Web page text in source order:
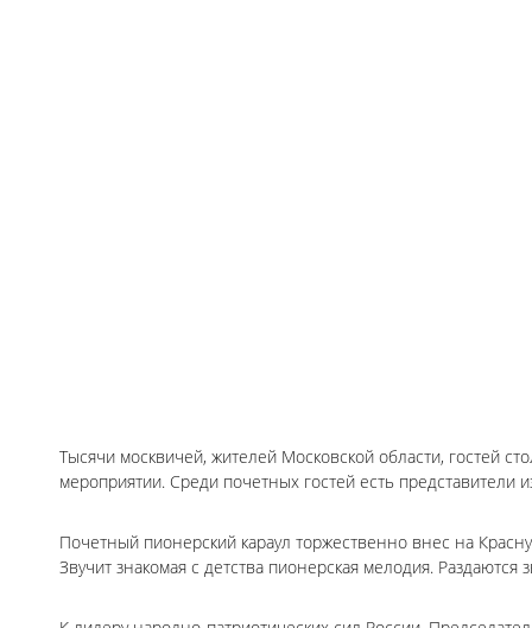
Тысячи москвичей, жителей Московской области, гостей
мероприятии. Среди почетных гостей есть представители
Почетный пионерский караул торжественно внес на
Звучит знакомая с детства пионерская мелодия. Раздаются